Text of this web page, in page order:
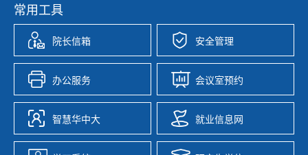
常用工具
院长信箱 安全管理
办公服务 会议室预约
智慧华中大 就业信息网